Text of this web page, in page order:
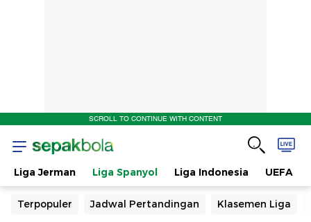
SCROLL TO CONTINUE WITH CONTENT
Liga Jerman Liga Spanyol Liga Indonesia UEFA
Terpopuler Jadwal Pertandingan Klasemen Liga